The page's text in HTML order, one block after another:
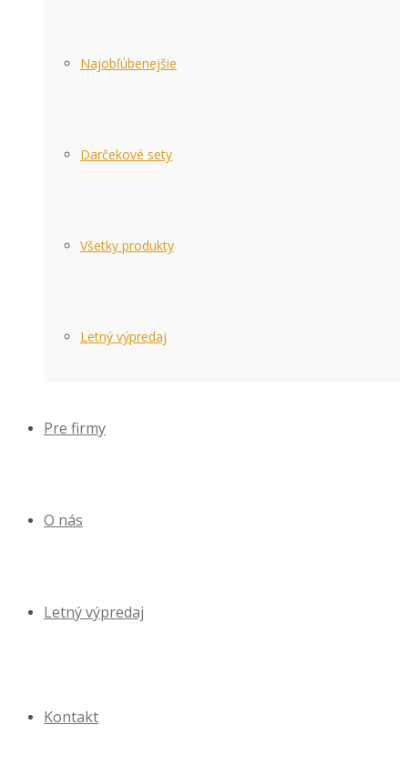
Najobľúbenejšie
Darčekové sety
Všetky produkty
Letný výpredaj
Pre firmy
O nás
Letný výpredaj
Kontakt